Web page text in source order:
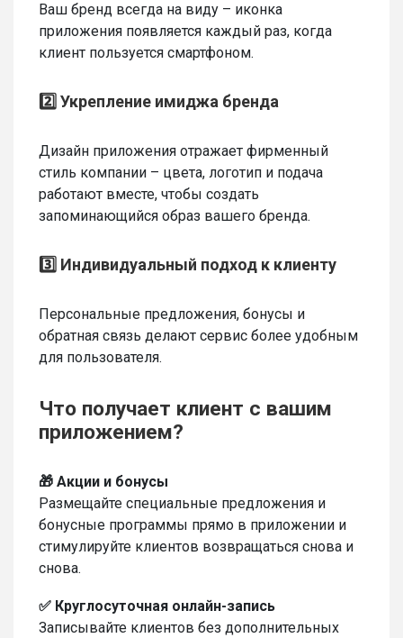
Ваш бренд всегда на виду – иконка
приложения появляется каждый раз, когда
клиент пользуется смартфоном.
2️⃣ Укрепление имиджа бренда
Дизайн приложения отражает фирменный
стиль компании – цвета, логотип и подача
работают вместе, чтобы создать
запоминающийся образ вашего бренда.
3️⃣ Индивидуальный подход к клиенту
Персональные предложения, бонусы и
обратная связь делают сервис более удобным
для пользователя.
Что получает клиент с вашим
приложением?
🎁 Акции и бонусы
Размещайте специальные предложения и
бонусные программы прямо в приложении и
стимулируйте клиентов возвращаться снова и
снова.
✅ Круглосуточная онлайн-запись
Записывайте клиентов без дополнительных